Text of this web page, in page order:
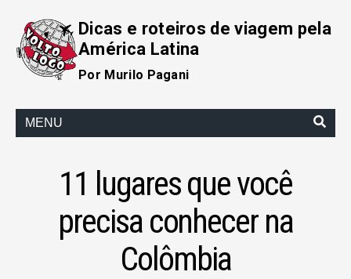
Dicas e roteiros de viagem pela
América Latina
Por Murilo Pagani
MENU
11 lugares que você
precisa conhecer na
Colômbia